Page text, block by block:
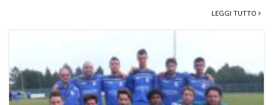
LEGGI TUTTO